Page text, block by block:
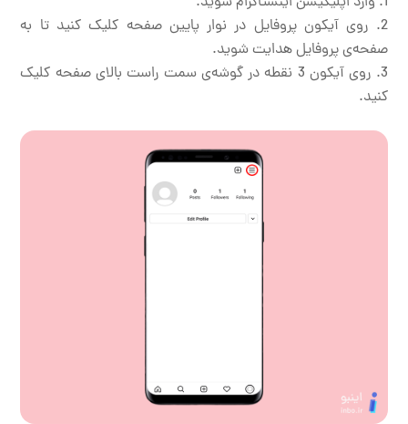
روی آیکون پروفایل در نوار پایین صفحه کلیک کنید تا به
صفحه‌ی پروفایل هدایت شوید.
روی آیکون 3 نقطه در گوشه‌ی سمت راست بالای صفحه کلیک
کنید.